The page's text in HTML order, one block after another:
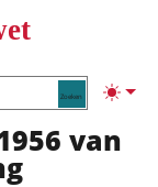
Zoeken
van